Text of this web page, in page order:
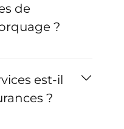
de
?
est-il
?